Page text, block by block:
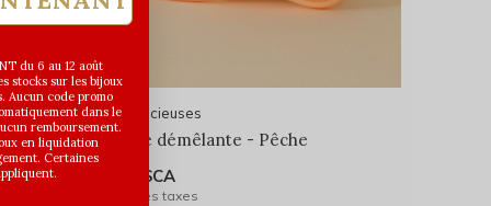
Les Précieuses
Brosse démêlante - Pêche
11,99$CA
Avant les taxes
du 6 au 12 août
stocks sur les bijoux
Aucun code promo
dans le
remboursement.
en liquidation
Certaines